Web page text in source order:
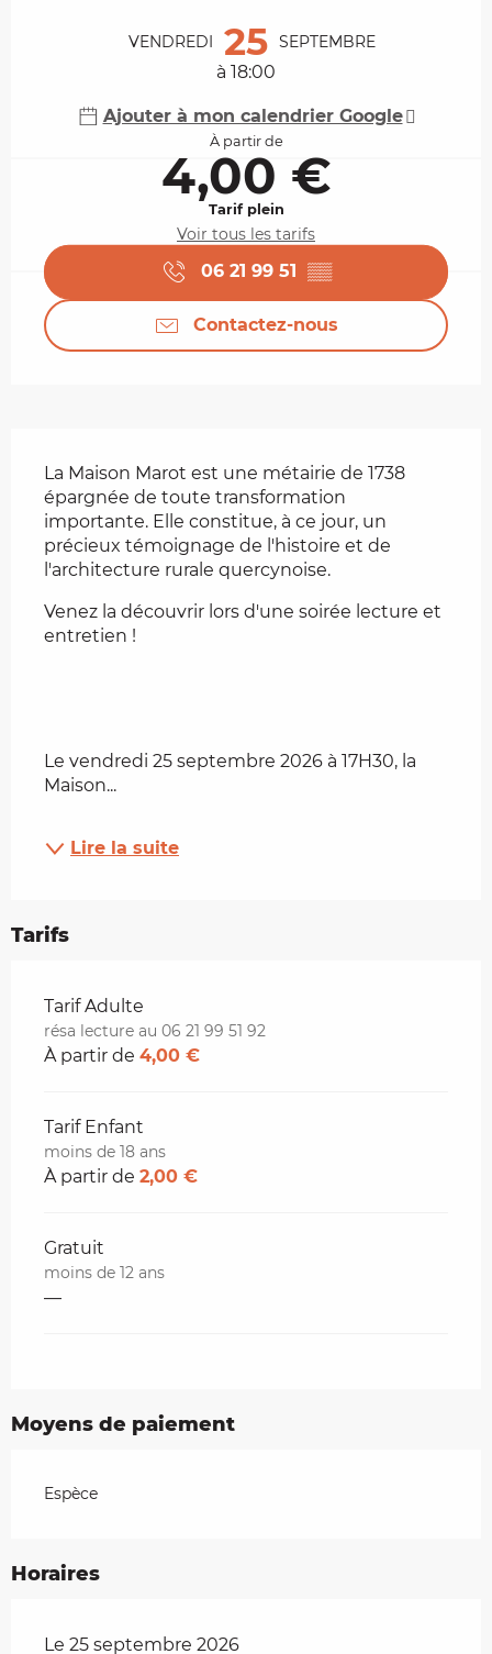
VENDREDI 25 SEPTEMBRE
à 18:00
Ajouter à mon calendrier Google
À partir de
4,00 €
Tarif plein
Voir tous les tarifs
06 21 99 51 ▒▒
Contactez-nous
La Maison Marot est une métairie de 1738
épargnée de toute transformation
importante. Elle constitue, à ce jour, un
précieux témoignage de l'histoire et de
l'architecture rurale quercynoise.
Venez la découvrir lors d'une soirée lecture et
entretien !
Le vendredi 25 septembre 2026 à 17H30, la
Maison...
Lire la suite
Tarifs
Tarifs 2026
Tarif Adulte
résa lecture au 06 21 99 51 92
À partir de 4,00 €
Tarif Enfant
moins de 18 ans
À partir de 2,00 €
Gratuit
moins de 12 ans
—
Moyens de paiement
Espèce
Horaires
Le 25 septembre 2026